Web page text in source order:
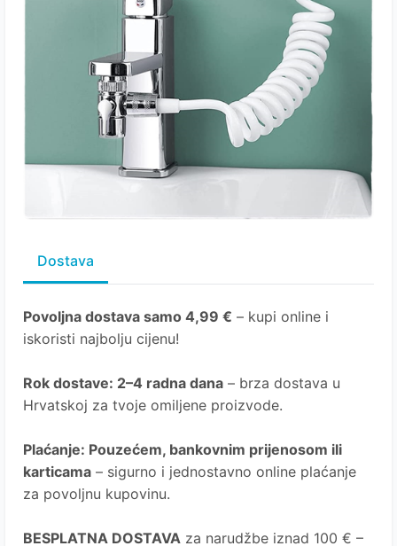
Dostava
Povoljna dostava samo 4,99 € – kupi online i
iskoristi najbolju cijenu!
Rok dostave: 2–4 radna dana – brza dostava u
Hrvatskoj za tvoje omiljene proizvode.
Plaćanje: Pouzećem, bankovnim prijenosom ili
karticama – sigurno i jednostavno online plaćanje
za povoljnu kupovinu.
BESPLATNA DOSTAVA za narudžbe iznad 100 € –